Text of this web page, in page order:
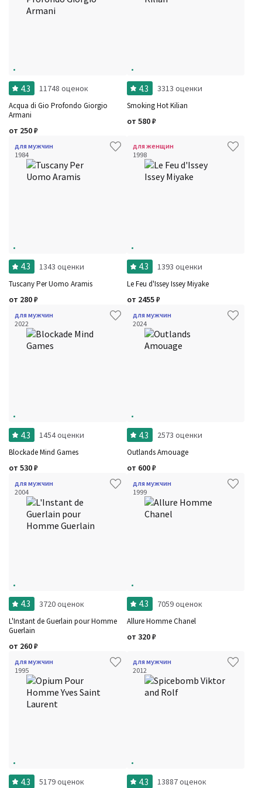
Сбросить все
4.3 11748 оценок
Acqua di Gio Profondo Giorgio
Armani
от 250₽
4.3 3313 оценки
Smoking Hot Kilian
от 580₽
для мужчин
1984
4.3 1343 оценки
Tuscany Per Uomo Aramis
от 280₽
для женщин
1998
4.3 1393 оценки
Le Feu d'Issey Issey Miyake
от 2455₽
для мужчин
2022
4.3 1454 оценки
Blockade Mind Games
от 530₽
для мужчин
2024
4.3 2573 оценки
Outlands Amouage
от 600₽
для мужчин
2004
4.3 3720 оценок
L'Instant de Guerlain pour Homme
Guerlain
от 260₽
для мужчин
1999
4.3 7059 оценок
Allure Homme Chanel
от 320₽
для мужчин
1995
4.3 5179 оценок
для мужчин
2012
4.3 13887 оценок